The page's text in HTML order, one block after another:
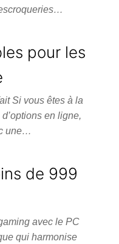
pour les
Si vous êtes à la
en ligne,
une…
de 999
avec le PC
qui harmonise